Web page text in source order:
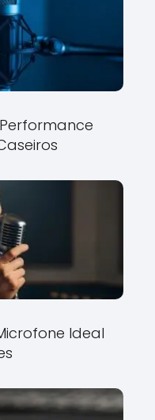
Ideal